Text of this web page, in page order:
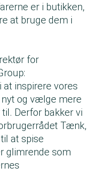
er i butikken,
at bruge dem i
for
at inspirere vores
og vælge mere
Derfor bakker vi
Tænk,
at spise
glimrende som